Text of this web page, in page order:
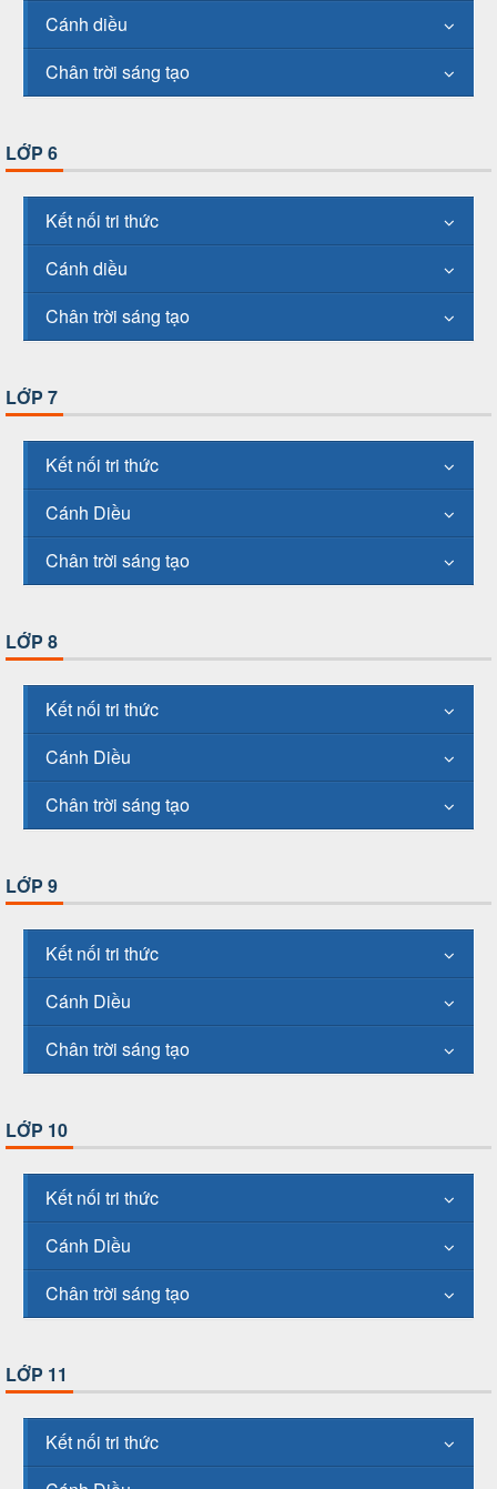
Cánh diều
Chân trời sáng tạo
LỚP 6
Kết nối tri thức
Cánh diều
Chân trời sáng tạo
LỚP 7
Kết nối tri thức
Cánh Diều
Chân trời sáng tạo
LỚP 8
Kết nối tri thức
Cánh Diều
Chân trời sáng tạo
LỚP 9
Kết nối tri thức
Cánh Diều
Chân trời sáng tạo
LỚP 10
Kết nối tri thức
Cánh Diều
Chân trời sáng tạo
LỚP 11
Kết nối tri thức